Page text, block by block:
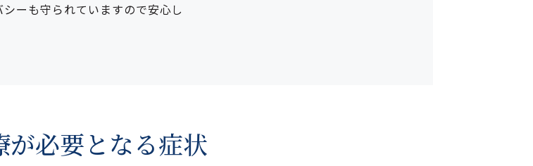
シーも守られていますので安心し
が必要となる症状